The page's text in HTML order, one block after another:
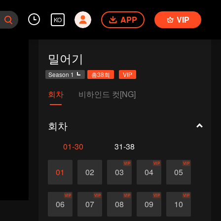
KO APP VIP
밀어기
Season 1 총38회 VIP
회차 비하인드 컷[NG]
회차
01-30 31-38
01 02 03
VIP
04
VIP
05
VIP
06
VIP
07
VIP
08
VIP
09
VIP
10
VIP